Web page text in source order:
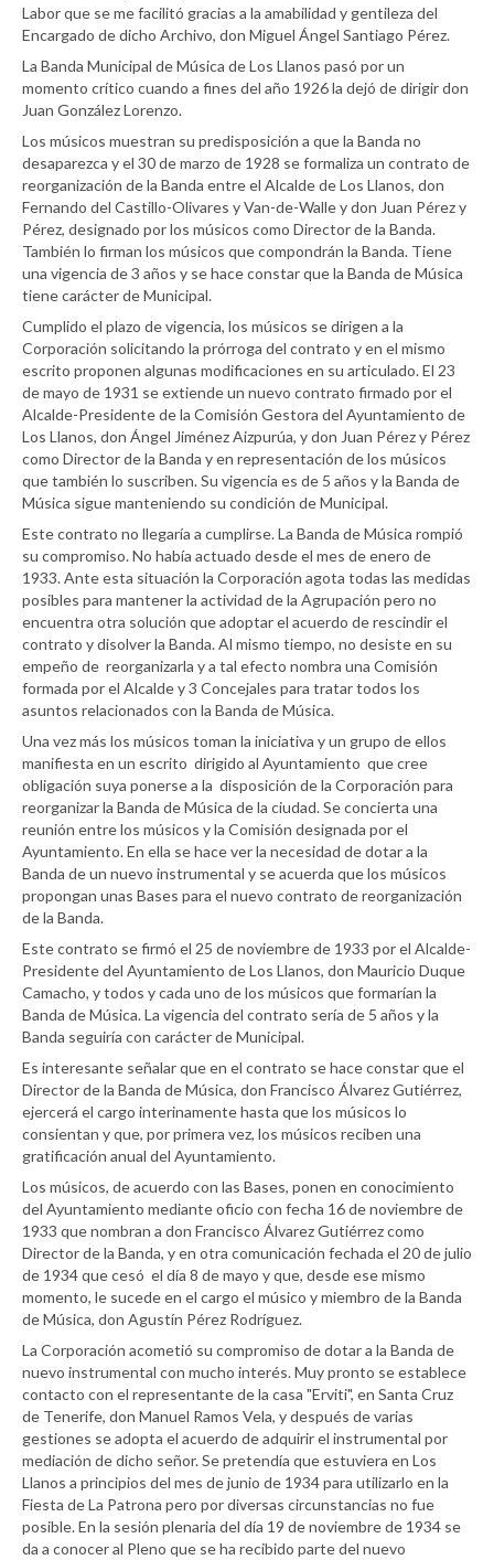
Labor que se me facilitó gracias a la amabilidad y gentileza del
Encargado de dicho Archivo, don Miguel Ángel Santiago Pérez.
La Banda Municipal de Música de Los Llanos pasó por un
momento crítico cuando a fines del año 1926 la dejó de dirigir don
Juan González Lorenzo.
Los músicos muestran su predisposición a que la Banda no
desaparezca y el 30 de marzo de 1928 se formaliza un contrato de
reorganización de la Banda entre el Alcalde de Los Llanos, don
Fernando del Castillo-Olivares y Van-de-Walle y don Juan Pérez y
Pérez, designado por los músicos como Director de la Banda.
También lo firman los músicos que compondrán la Banda. Tiene
una vigencia de 3 años y se hace constar que la Banda de Música
tiene carácter de Municipal.
Cumplido el plazo de vigencia, los músicos se dirigen a la
Corporación solicitando la prórroga del contrato y en el mismo
escrito proponen algunas modificaciones en su articulado. El 23
de mayo de 1931 se extiende un nuevo contrato firmado por el
Alcalde-Presidente de la Comisión Gestora del Ayuntamiento de
Los Llanos, don Ángel Jiménez Aizpurúa, y don Juan Pérez y Pérez
como Director de la Banda y en representación de los músicos
que también lo suscriben. Su vigencia es de 5 años y la Banda de
Música sigue manteniendo su condición de Municipal.
Este contrato no llegaría a cumplirse. La Banda de Música rompió
su compromiso. No había actuado desde el mes de enero de
1933. Ante esta situación la Corporación agota todas las medidas
posibles para mantener la actividad de la Agrupación pero no
encuentra otra solución que adoptar el acuerdo de rescindir el
contrato y disolver la Banda. Al mismo tiempo, no desiste en su
empeño de reorganizarla y a tal efecto nombra una Comisión
formada por el Alcalde y 3 Concejales para tratar todos los
asuntos relacionados con la Banda de Música.
Una vez más los músicos toman la iniciativa y un grupo de ellos
manifiesta en un escrito dirigido al Ayuntamiento que cree
obligación suya ponerse a la disposición de la Corporación para
reorganizar la Banda de Música de la ciudad. Se concierta una
reunión entre los músicos y la Comisión designada por el
Ayuntamiento. En ella se hace ver la necesidad de dotar a la
Banda de un nuevo instrumental y se acuerda que los músicos
propongan unas Bases para el nuevo contrato de reorganización
de la Banda.
Este contrato se firmó el 25 de noviembre de 1933 por el Alcalde-
Presidente del Ayuntamiento de Los Llanos, don Mauricio Duque
Camacho, y todos y cada uno de los músicos que formarían la
Banda de Música. La vigencia del contrato sería de 5 años y la
Banda seguiría con carácter de Municipal.
Es interesante señalar que en el contrato se hace constar que el
Director de la Banda de Música, don Francisco Álvarez Gutiérrez,
ejercerá el cargo interinamente hasta que los músicos lo
consientan y que, por primera vez, los músicos reciben una
gratificación anual del Ayuntamiento.
Los músicos, de acuerdo con las Bases, ponen en conocimiento
del Ayuntamiento mediante oficio con fecha 16 de noviembre de
1933 que nombran a don Francisco Álvarez Gutiérrez como
Director de la Banda, y en otra comunicación fechada el 20 de julio
de 1934 que cesó el día 8 de mayo y que, desde ese mismo
momento, le sucede en el cargo el músico y miembro de la Banda
de Música, don Agustín Pérez Rodríguez.
La Corporación acometió su compromiso de dotar a la Banda de
nuevo instrumental con mucho interés. Muy pronto se establece
contacto con el representante de la casa "Erviti", en Santa Cruz
de Tenerife, don Manuel Ramos Vela, y después de varias
gestiones se adopta el acuerdo de adquirir el instrumental por
mediación de dicho señor. Se pretendía que estuviera en Los
Llanos a principios del mes de junio de 1934 para utilizarlo en la
Fiesta de La Patrona pero por diversas circunstancias no fue
posible. En la sesión plenaria del día 19 de noviembre de 1934 se
da a conocer al Pleno que se ha recibido parte del nuevo